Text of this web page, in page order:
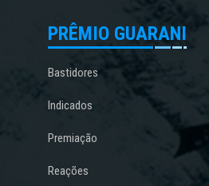
PRÊMIO GUARANI
Bastidores
Indicados
Premiação
Reações